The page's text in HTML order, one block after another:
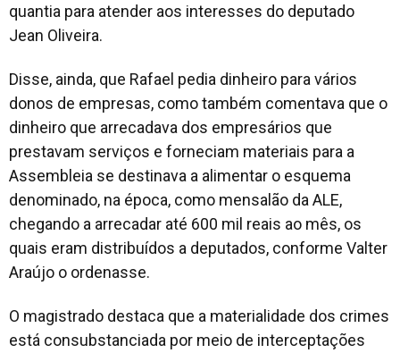
quantia para atender aos interesses do deputado
Jean Oliveira.
Disse, ainda, que Rafael pedia dinheiro para vários
donos de empresas, como também comentava que o
dinheiro que arrecadava dos empresários que
prestavam serviços e forneciam materiais para a
Assembleia se destinava a alimentar o esquema
denominado, na época, como mensalão da ALE,
chegando a arrecadar até 600 mil reais ao mês, os
quais eram distribuídos a deputados, conforme Valter
Araújo o ordenasse.
O magistrado destaca que a materialidade dos crimes
está consubstanciada por meio de interceptações